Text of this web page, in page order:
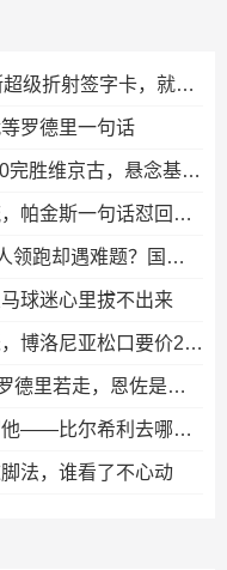
北京卡店炸了！一张1编1詹姆斯超级折射签字卡，就这么被拆出来了
罗德里一句话
欧联资格赛首回合，图恩主场3-0完胜维京古，悬念基本被打消？
布朗坦言交易后与塔图姆零交流，帕金斯一句话怼回去：这有什么好意外的？
库明加拒绝“一年底薪”试探，湖人领跑却遇难题？国王森林狼只能干瞪眼
球迷心里拔不出来
佩杜拉爆料：尤文还在磨卢库米，博洛尼亚松口要价2000万+奖金
迪马济奥：曼城已备好B计划？罗德里若走，恩佐是头号目标
巴萨阿贾克斯抢人，马略卡想留他——比尔希利去哪儿？
法，谁看了不心动